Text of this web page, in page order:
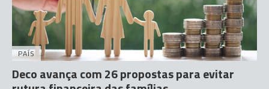
PAÍS
Deco avança com 26 propostas para evitar